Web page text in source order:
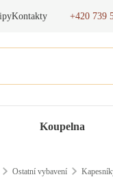
Kontakty +420 739
Koupelna
Ostatní vybavení